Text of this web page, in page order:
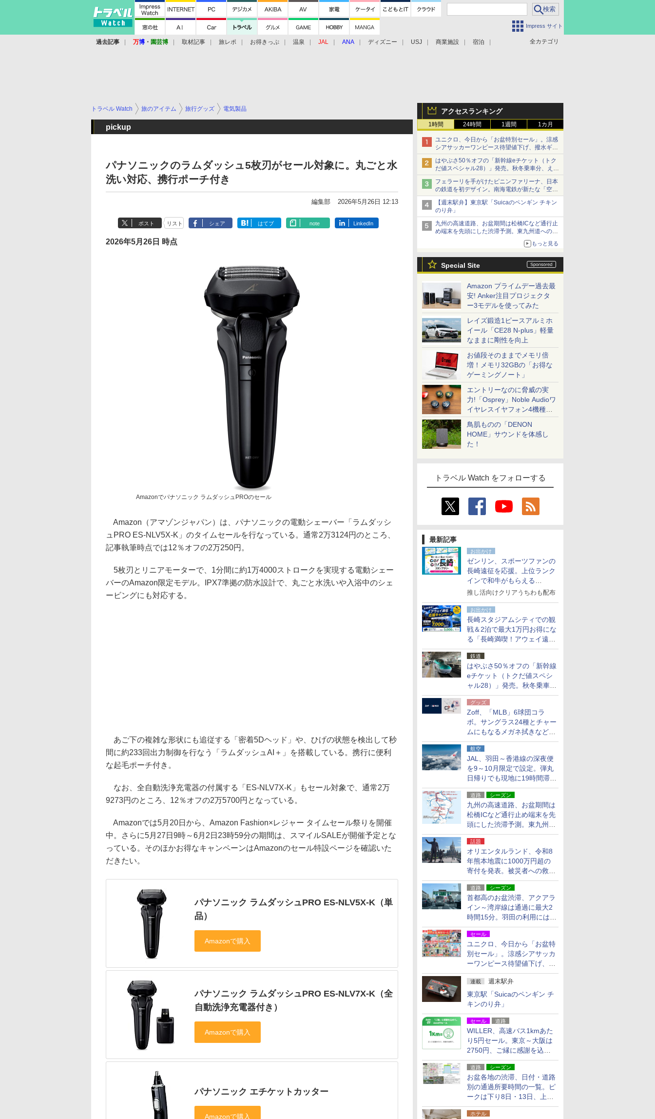
Impress サイト
全カテゴリ
過去記事 万博 ・ 園芸博 取材記事 旅レポ お得きっぷ 温泉 JAL ANA ディズニー USJ 商業施設 宿泊
アクセスランキング
1時間 24時間 1週間 1カ月
ユニクロ、今日から「お盆特別セール」。涼感
シアサッカーワンピース待望値下げ、撥水ギア
ショーツは1990円に
はやぶさ50％オフの「新幹線eチケット（トク
だ値スペシャル28）」発売。秋冬乗車分、えき
ねっと限定
フェラーリを手がけたピニンファリーナ、日本
の鉄道を初デザイン。南海電鉄が新たな「空港
特急」をなにわ筋線へ導入
【週末駅弁】東京駅「Suicaのペンギン チキン
のり弁」
九州の高速道路、お盆期間は松橋ICなど通行止
め端末を先頭にした渋滞予測。東九州道への迂
もっと見る
Special Site
Amazon プライムデー過去最
安! Anker注目プロジェクタ
ー3モデルを使ってみた
レイズ鍛造1ピースアルミホ
イール「CE28 N-plus」軽量
なままに剛性を向上
お値段そのままでメモリ倍
増！メモリ32GBの「お得な
ゲーミングノート」
エントリーなのに脅威の実
力!「Osprey」Noble Audioワ
イヤレスイヤフォン4機種を
一気に聴く
鳥肌ものの「DENON
HOME」サウンドを体感し
た！
トラベル Watch をフォローする
最新記事
お出かけ
ゼンリン、スポーツファンの
長崎遠征を応援。上位ランク
インで和牛がもらえる
「GO！GO！長崎スタンプラ
推し活向けクリアうちわも配布
お出かけ
長崎スタジアムシティでの観
戦＆2泊で最大1万円お得にな
る「長崎満喫！アウェイ遠征
応援キャンペーン」
鉄道
はやぶさ50％オフの「新幹線
eチケット（トクだ値スペシ
ャル28）」発売。秋冬乗車
分、えきねっと限定
グッズ
Zoff、「MLB」6球団コラ
ボ。サングラス24種とチャー
ムにもなるメガネ拭きなど雑
貨24種
航空
JAL、羽田～香港線の深夜便
を9～10月限定で設定。弾丸
日帰りでも現地に19時間滞在
できる
道路 シーズン
九州の高速道路、お盆期間は
松橋ICなど通行止め端末を先
頭にした渋滞予測。東九州道
への迂回は料金調整を実施
話題
オリエンタルランド、令和8
年熊本地震に1000万円超の
寄付を発表。被災者への救援
活動・復旧支援
道路 シーズン
首都高のお盆渋滞、アクアラ
イン～湾岸線は通過に最大2
時間15分。羽田の利用には
「空港西出口」の利用検討を
セール
ユニクロ、今日から「お盆特
別セール」。涼感シアサッカ
ーワンピース待望値下げ、撥
水ギアショーツは1990円に
連載 週末駅弁
東京駅「Suicaのペンギン チ
キンのり弁」
セール 道路
WILLER、高速バス1kmあた
り5円セール。東京～大阪は
2750円、ご縁に感謝を込め
た20周年記念キャンペーン
道路 シーズン
お盆各地の渋滞、日付・道路
別の通過所要時間の一覧。ピ
ークは下り8日・13日、上り
14日・15日
ホテル
トラベル Watch 旅のアイテム 旅行グッズ 電気製品
pickup
パナソニックのラムダッシュ5枚刃がセール対象に。丸ごと水
洗い対応、携行ポーチ付き
編集部 2026年5月26日 12:13
ポスト リスト シェア はてブ note LinkedIn
2026年5月26日 時点
Amazonでパナソニック ラムダッシュPROのセール
Amazon（アマゾンジャパン）は、パナソニックの電動シェーバー「ラムダッシ
ュPRO ES-NLV5X-K」のタイムセールを行なっている。通常2万3124円のところ、
記事執筆時点では12％オフの2万250円。
5枚刃とリニアモーターで、1分間に約1万4000ストロークを実現する電動シェー
バーのAmazon限定モデル。IPX7準拠の防水設計で、丸ごと水洗いや入浴中のシェ
ービングにも対応する。
あご下の複雑な形状にも追従する「密着5Dヘッド」や、ひげの状態を検出して秒
間に約233回出力制御を行なう「ラムダッシュAI＋」を搭載している。携行に便利
な起毛ポーチ付き。
なお、全自動洗浄充電器の付属する「ES-NLV7X-K」もセール対象で、通常2万
9273円のところ、12％オフの2万5700円となっている。
Amazonでは5月20日から、Amazon Fashion×レジャー タイムセール祭りを開催
中。さらに5月27日9時～6月2日23時59分の期間は、スマイルSALEが開催予定とな
っている。そのほかお得なキャンペーンはAmazonのセール特設ページを確認いた
だきたい。
パナソニック ラムダッシュPRO ES-NLV5X-K（単
品）
パナソニック ラムダッシュPRO ES-NLV7X-K（全
自動洗浄充電器付き）
パナソニック エチケットカッター